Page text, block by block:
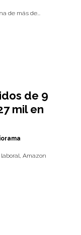
de más de...
de 9
mil en
Amazon